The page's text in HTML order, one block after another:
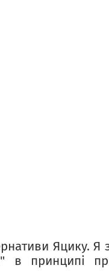
Яцику.
в принципі